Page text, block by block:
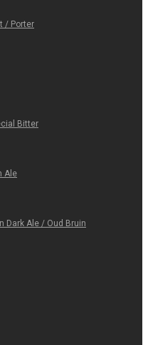
/ Porter
Bitter
Ale
Dark Ale / Oud Bruin